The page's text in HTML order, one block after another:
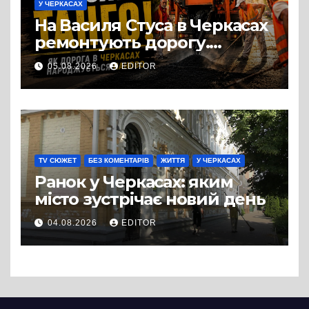
У ЧЕРКАСАХ
На Василя Стуса в Черкасах
ремонтують дорогу.
Роботи ведуться на ділянці
від провулка Івана Сірка до
вулиці Надпільної
05.08.2026 EDITOR
TV СЮЖЕТ БЕЗ КОМЕНТАРІВ ЖИТТЯ У ЧЕРКАСАХ
Ранок у Черкасах: яким
місто зустрічає новий день
04.08.2026 EDITOR